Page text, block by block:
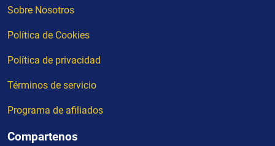
Sobre Nosotros
Política de Cookies
Política de privacidad
Términos de servicio
Programa de afiliados
Compartenos